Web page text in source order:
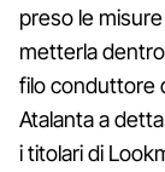
preso le
metterla
filo conduttore
Atalanta a
i titolari di